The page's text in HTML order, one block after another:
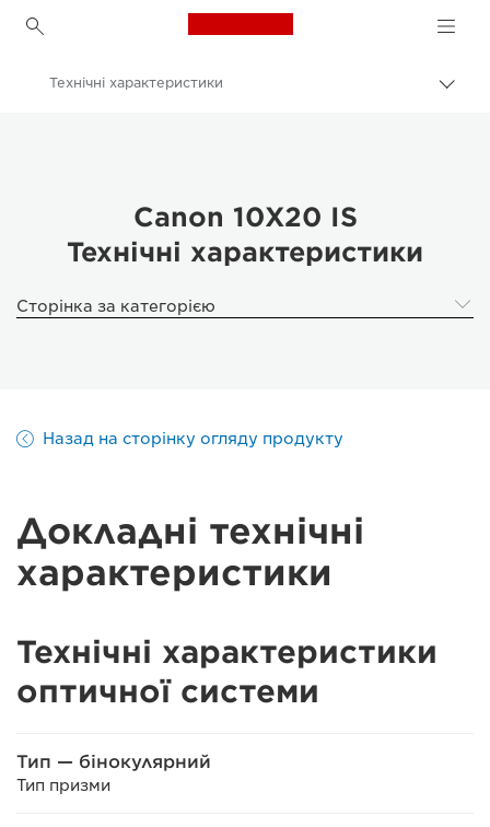
Canon Logo, back to
Canon 10X20 IS
Технічні характеристики
Canon 10X20 IS
Технічні характеристики
Сторінка за категорією
Назад на сторінку огляду продукту
Докладні технічні
характеристики
Технічні характеристики
оптичної системи
Тип — бінокулярний
Тип призми